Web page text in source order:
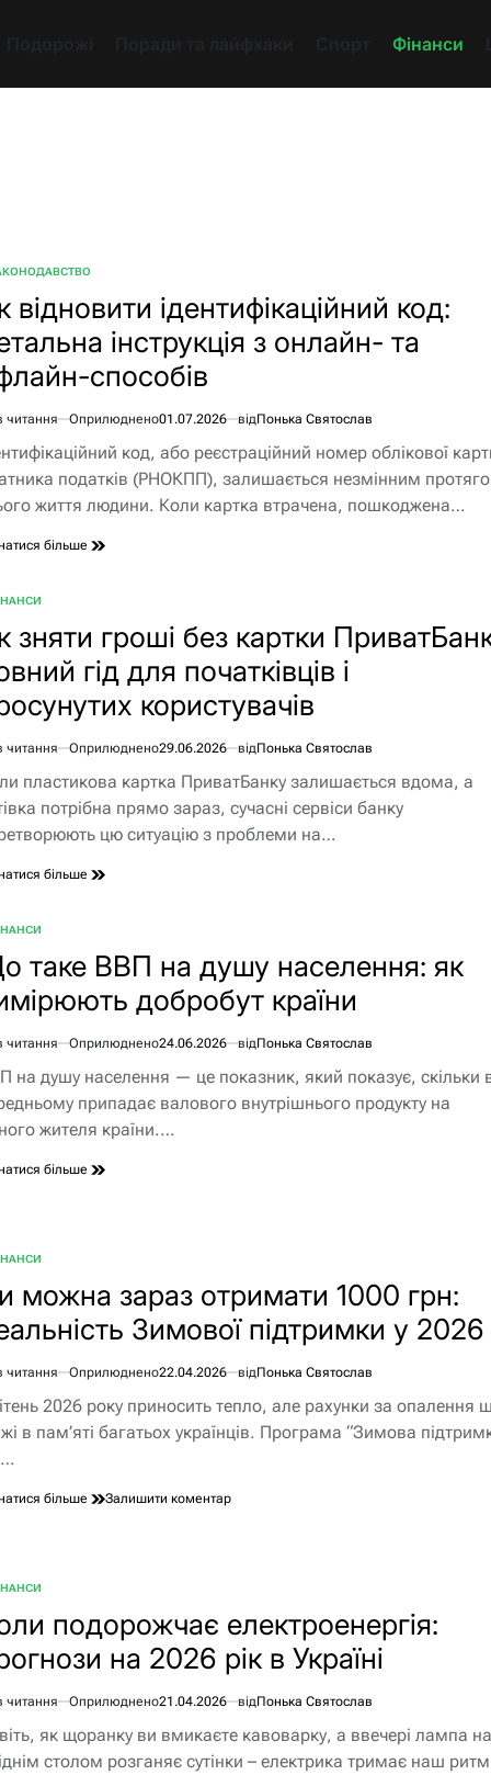
Фінанси
відновити ідентифікаційний код:
інструкція з онлайн- та
способів
читання Оприлюднено01.07.2026 відПонька Святослав
код, або реєстраційний номер облікової
податків (РНОКПП), залишається незмінним
життя людини. Коли картка втрачена, пошкоджена…
більше
зняти гроші без картки
гід для початківців і
користувачів
читання Оприлюднено29.06.2026 відПонька Святослав
пластикова картка ПриватБанку залишається вдома, а
потрібна прямо зараз, сучасні сервіси банку
цю ситуацію з проблеми на…
більше
таке ВВП на душу населення: як
добробут країни
читання Оприлюднено24.06.2026 відПонька Святослав
на душу населення — це показник, який показує, скільки
припадає валового внутрішнього продукту на
жителя країни.…
більше
можна зараз отримати 1000 грн:
Зимової підтримки у 2026
читання Оприлюднено22.04.2026 відПонька Святослав
2026 року приносить тепло, але рахунки за опалення
в пам’яті багатьох українців. Програма “Зимова
більше Залишити коментардо
грн:
реальність
Зимової
підтримки
подорожчає електроенергія:
на 2026 рік в Україні
читання Оприлюднено21.04.2026 відПонька Святослав
як щоранку ви вмикаєте кавоварку, а ввечері лампа
столом розганяє сутінки – електрика тримає наш ритм